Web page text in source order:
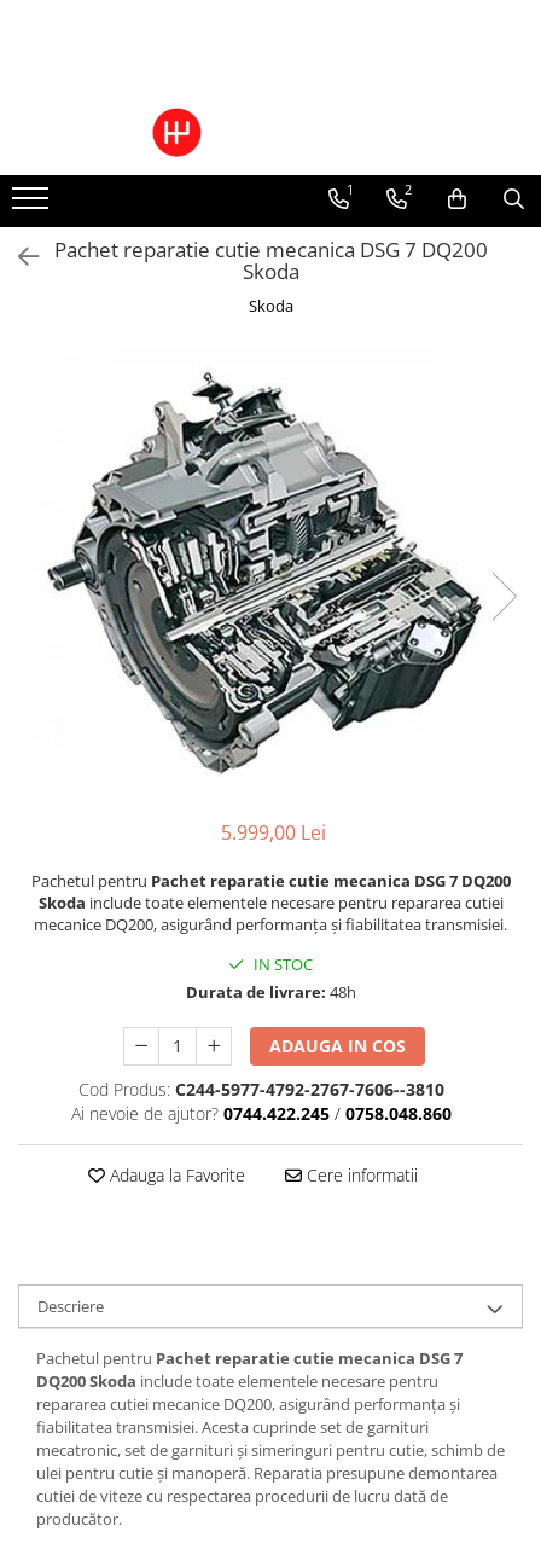
Ulei cutie automata
Filtre cutii automate
1 2
Pachet reparatie cutie mecanica DSG 7 DQ200
Skoda
Skoda
5.999,00 Lei
Pachetul pentru Pachet reparatie cutie mecanica DSG 7 DQ200
Skoda include toate elementele necesare pentru repararea cutiei
mecanice DQ200, asigurând performanța și fiabilitatea transmisiei.
IN STOC
Durata de livrare: 48h
ADAUGA IN COS
Cod Produs: C244-5977-4792-2767-7606--3810
Ai nevoie de ajutor? 0744.422.245 / 0758.048.860
Adauga la Favorite Cere informatii
Descriere
Pachetul pentru Pachet reparatie cutie mecanica DSG 7
DQ200 Skoda include toate elementele necesare pentru
repararea cutiei mecanice DQ200, asigurând performanța și
fiabilitatea transmisiei. Acesta cuprinde set de garnituri
mecatronic, set de garnituri și simeringuri pentru cutie, schimb de
ulei pentru cutie și manoperă. Reparatia presupune demontarea
cutiei de viteze cu respectarea procedurii de lucru dată de
producător.